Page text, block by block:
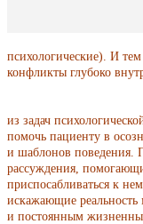
психологические). И
конфликты
из задач
помочь пациенту в
и шаблонов поведения.
рассуждения,
приспосабливаться к
искажающие
и постоянным